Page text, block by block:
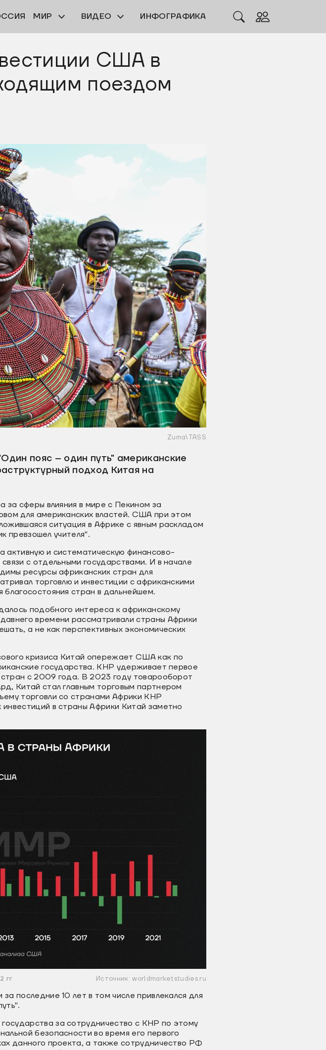
МИР ВИДЕО ИНФОГРАФИКА
США в
поездом
Zuma\TASS
пояс – один путь" американские
подход Китая на
за сферы влияния в мире с Пекином за
для американских властей. США при этом
ситуация в Африке с явным раскладом
превзошел учителя".
активную и систематическую финансово-
с отдельными государствами. И в начале
ресурсы африканских стран для
торговлю и инвестиции с африканскими
стран в дальнейшем.
подобного интереса к африканскому
времени рассматривали страны Африки
а не как перспективных экономических
кризиса Китай опережает США как по
государства. КНР удерживает первое
с 2009 года. В 2023 году товарооборот
Китай стал главным торговым партнером
торговли со странами Африки КНР
в страны Африки Китай заметно
гг Источник: worldmarketstudies.ru
последние 10 лет в том числе привлекался для
за сотрудничество с КНР по этому
безопасности во время его первого
данного проекта, а также сотрудничество РФ